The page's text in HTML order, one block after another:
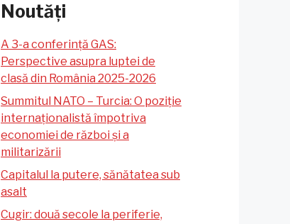
Noutăți
A 3-a conferință GAS:
Perspective asupra luptei de
clasă din România 2025-2026
Summitul NATO – Turcia: O poziție
internaționalistă împotriva
economiei de război și a
militarizării
Capitalul la putere, sănătatea sub
asalt
Cugir: două secole la periferie,